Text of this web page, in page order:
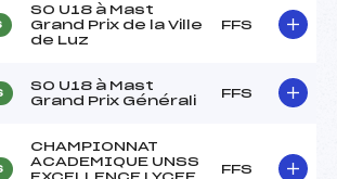
SO U18 à Mast
Grand Prix de la Ville
de Luz
FFS
SO U18 à Mast
Grand Prix Générali
FFS
CHAMPIONNAT
ACADEMIQUE UNSS
EXCELLENCE LYCEE
FFS